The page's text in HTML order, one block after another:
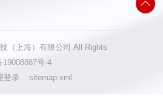
（上海）有限公司 All Rights
19008887号-4
登录 sitemap.xml